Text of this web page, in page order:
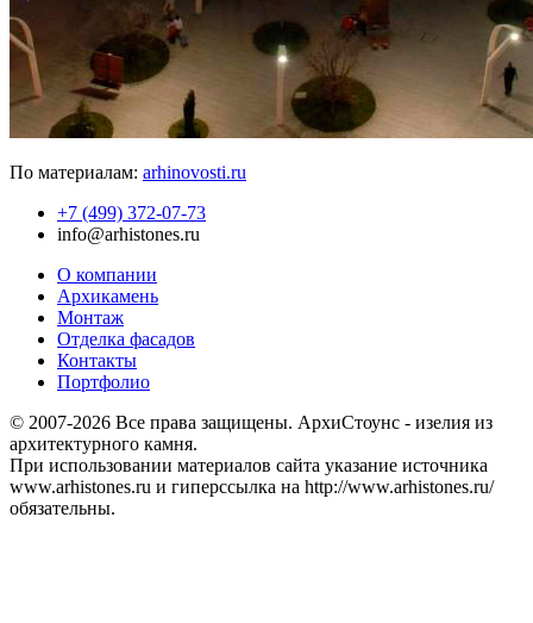
По материалам: arhinovosti.ru
+7 (499) 372-07-73
info@arhistones.ru
О компании
Архикамень
Монтаж
Отделка фасадов
Контакты
Портфолио
© 2007-2026 Все права защищены. АрхиСтоунс - изелия из
архитектурного камня.
При использовании материалов сайта указание источника
www.arhistones.ru и гиперссылка на http://www.arhistones.ru/
обязательны.